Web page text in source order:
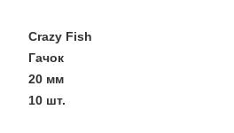
Crazy Fish
Гачок
20 мм
10 шт.